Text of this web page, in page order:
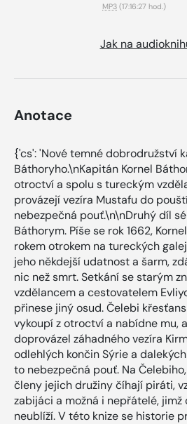
MP3 (17:16:27 hod.)
Jak na
Anotace
{'cs': 'Nové temné dobrodružství
Báthoryho.\nKapitán Kornel
otroctví a spolu s tureckým
provázejí vezíra Mustafu do
nebezpečná pouť.\n\nDruhý díl
Báthorym. Píše se rok 1662,
rokem otrokem na tureckých
jeho někdejší udatnost a šarm,
nic než smrt. Setkání se starým
vzdělancem a cestovatelem
přinese jiný osud. Čelebi
vykoupí z otroctví a nabídne mu,
doprovázel záhadného vezíra
odlehlých končin Sýrie a
to nebezpečná pouť. Na
členy jejich družiny číhají piráti,
zabijáci a možná i nepřátelé, jimž
neublíží. V této knize se historie